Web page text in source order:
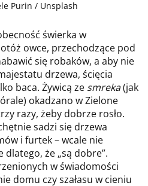
Purin / Unsplash
świerka w
owce, przechodzące pod
się robaków, a aby nie
drzewa, ścięcia
baca. Żywicą ze smreka(jak
okadzano w Zielone
razy, żeby dobrze rosło.
sadzi się drzewa
i furtek – wcale nie
dlatego, że „są dobre”.
w świadomości
domu czy szałasu w cieniu